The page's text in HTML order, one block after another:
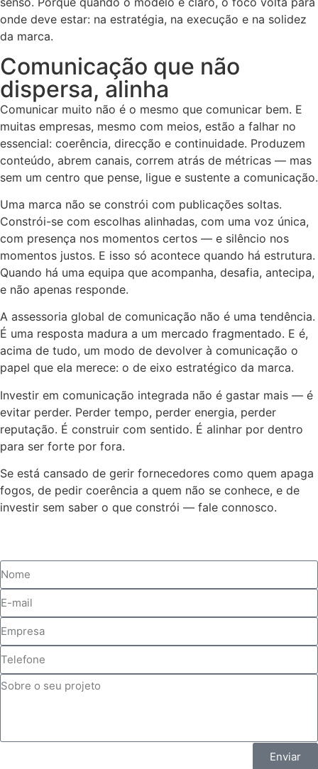
onde deve estar: na estratégia, na execução e na solidez
da marca.
Comunicação que não
dispersa, alinha
Comunicar muito não é o mesmo que comunicar bem. E
muitas empresas, mesmo com meios, estão a falhar no
essencial: coerência, direcção e continuidade. Produzem
conteúdo, abrem canais, correm atrás de métricas — mas
sem um centro que pense, ligue e sustente a comunicação.
Uma marca não se constrói com publicações soltas.
Constrói-se com escolhas alinhadas, com uma voz única,
com presença nos momentos certos — e silêncio nos
momentos justos. E isso só acontece quando há estrutura.
Quando há uma equipa que acompanha, desafia, antecipa,
e não apenas responde.
A assessoria global de comunicação não é uma tendência.
É uma resposta madura a um mercado fragmentado. E é,
acima de tudo, um modo de devolver à comunicação o
papel que ela merece: o de eixo estratégico da marca.
Investir em comunicação integrada não é gastar mais — é
evitar perder. Perder tempo, perder energia, perder
reputação. É construir com sentido. É alinhar por dentro
para ser forte por fora.
Se está cansado de gerir fornecedores como quem apaga
fogos, de pedir coerência a quem não se conhece, e de
investir sem saber o que constrói — fale connosco.
Enviar